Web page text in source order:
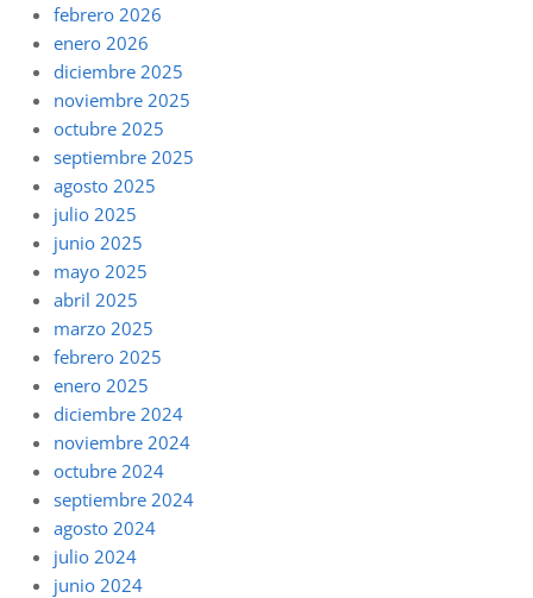
febrero 2026
enero 2026
diciembre 2025
noviembre 2025
octubre 2025
septiembre 2025
agosto 2025
julio 2025
junio 2025
mayo 2025
abril 2025
marzo 2025
febrero 2025
enero 2025
diciembre 2024
noviembre 2024
octubre 2024
septiembre 2024
agosto 2024
julio 2024
junio 2024